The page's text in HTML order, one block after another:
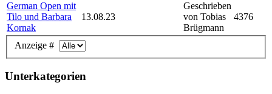
German Open mit
Tilo und Barbara
Kornak
13.08.23
Geschrieben
von Tobias
Brügmann
4376
Anzeige #
Unterkategorien